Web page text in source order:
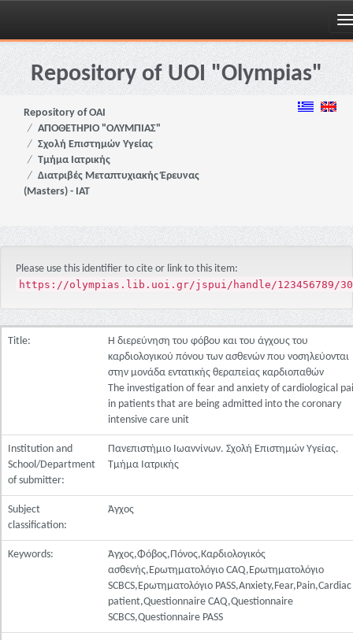
Skip
navigationRepository of UOI "Olympias"
Repository of OAI
ΑΠΟΘΕΤΗΡΙΟ "ΟΛΥΜΠΙΑΣ"
Σχολή Επιστημών Υγείας
Τμήμα Ιατρικής
Διατριβές Μεταπτυχιακής Έρευνας
(Masters) - ΙΑΤ
Please use this identifier to cite or link to this item:
https://olympias.lib.uoi.gr/jspui/handle/123456789/
Title:
Η διερεύνηση του φόβου και του άγχους του
καρδιολογικού πόνου των ασθενών που νοσηλεύονται
στην μονάδα εντατικής θεραπείας καρδιοπαθών
The investigation of fear and anxiety of cardiological
in patients that are being admitted into the coronary
intensive care unit
Institution and
School/Department
of submitter:
Πανεπιστήμιο Ιωαννίνων. Σχολή Επιστημών Υγείας.
Τμήμα Ιατρικής
Subject
classification:
Άγχος
Keywords:
Άγχος,Φόβος,Πόνος,Καρδιολογικός
ασθενής,Ερωτηματολόγιο CAQ,Ερωτηματολόγιο
SCBCS,Ερωτηματολόγιο PASS,Anxiety,Fear,Pain,Cardiac
patient,Questionnaire CAQ,Questionnaire
SCBCS,Questionnaire PASS